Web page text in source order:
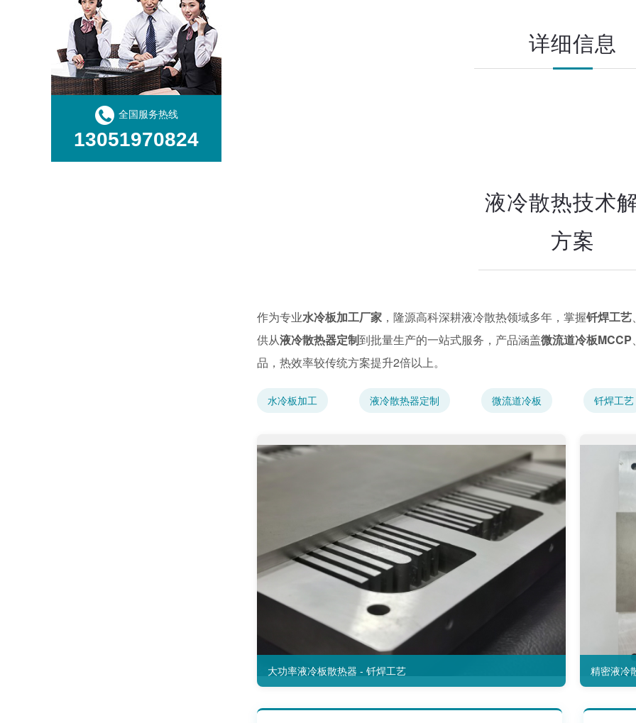
全国服务热线
13051970824
详细信息
液冷散热技术
方案
作为专业水冷板加工厂家 ，隆源高科深耕液冷散热领域多年，掌握钎焊工艺
供从液冷散热器定制到批量生产的一站式服务，产品涵盖微流道冷板MCCP
品，热效率较传统方案提升2倍以上。
水冷板加工 液冷散热器定制 微流道冷板 钎焊工艺
大功率液冷板散热器 - 钎焊工艺 精密液冷